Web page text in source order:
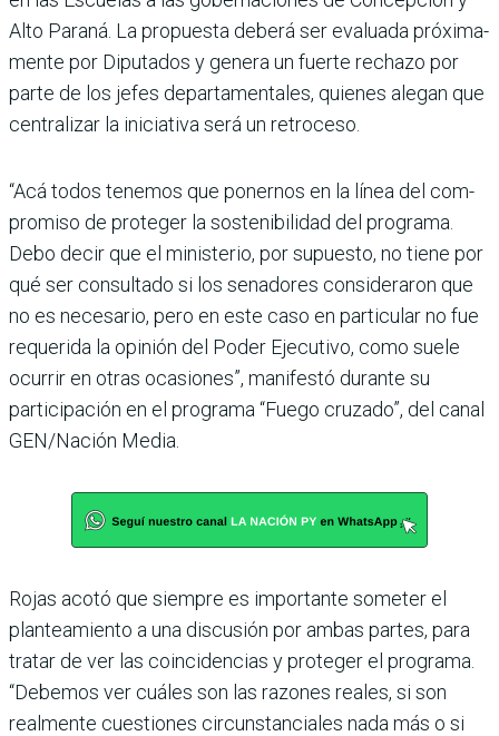
Alto Paraná. La propuesta deberá ser evaluada próxima­
mente por Diputados y genera un fuerte rechazo por
parte de los jefes departamenta­les, quienes alegan que
cen­tralizar la iniciativa será un retroceso.
“Acá todos tenemos que ponernos en la línea del com­
promiso de proteger la soste­nibilidad del programa.
Debo decir que el ministerio, por supuesto, no tiene por
qué ser consultado si los senado­res consideraron que
no es necesario, pero en este caso en particular no fue
reque­rida la opinión del Poder Eje­cutivo, como suele
ocurrir en otras ocasiones”, manifestó durante su
participación en el programa “Fuego cruzado”, del canal
GEN/Nación Media.
Rojas acotó que siempre es importante someter el
planteamiento a una dis­cusión por ambas partes, para
tratar de ver las coin­cidencias y proteger el pro­grama.
“Debemos ver cuá­les son las razones reales, si son
realmente cuestiones circunstanciales nada más o si